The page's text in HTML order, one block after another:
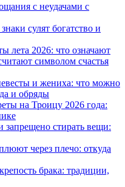
с неудачами с
сулят богатство и
лета 2026: что означают
символом счастья
и жениха: что можно
и обряды
на Троицу 2026 года:
запрещено стирать вещи:
через плечо: откуда
брака: традиции,